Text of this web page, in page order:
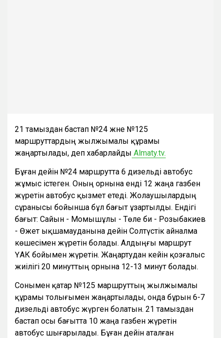
21 тамыздан бастап №24 және №125
маршруттардың жылжымалы құрамы
жаңартылады, деп хабарлайды Almaty.tv.
Бұған дейін №24 маршрутта 6 дизельді автобус
жұмыс істеген. Оның орнына енді 12 жаңа газбен
жүретін автобус қызмет етеді. Жолаушылардың
сұранысы бойынша бұл бағыт ұзартылды. Ендігі
бағыт: Сайын - Момышұлы - Төле би - Розыбакиев
- Өжет ықшамауданына дейін Солтүстік айналма
көшесімен жүретін болады. Алдыңғы маршрут
ҮАК бойымен жүретін. Жаңартудан кейін қозғалыс
жиілігі 20 минуттың орнына 12-13 минут болады.
Сонымен қатар №125 маршруттың жылжымалы
құрамы толығымен жаңартылады, онда бұрын 6-7
дизельді автобус жүрген болатын. 21 тамыздан
бастап осы бағытта 10 жаңа газбен жүретін
автобус шығарылады. Бұған дейін аталған